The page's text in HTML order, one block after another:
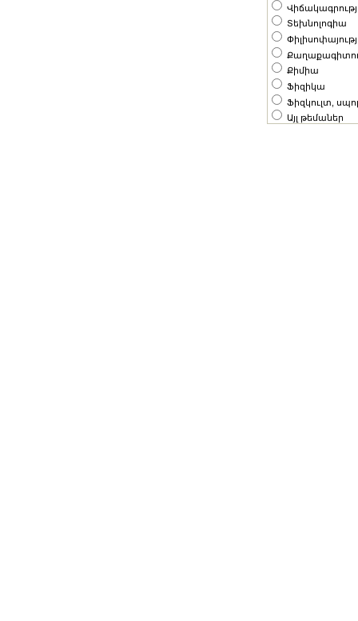
Տեխնոլոգիա
Քիմիա
Ֆիզիկա
Ֆիզկուլտ,
Այլ թեմաներ